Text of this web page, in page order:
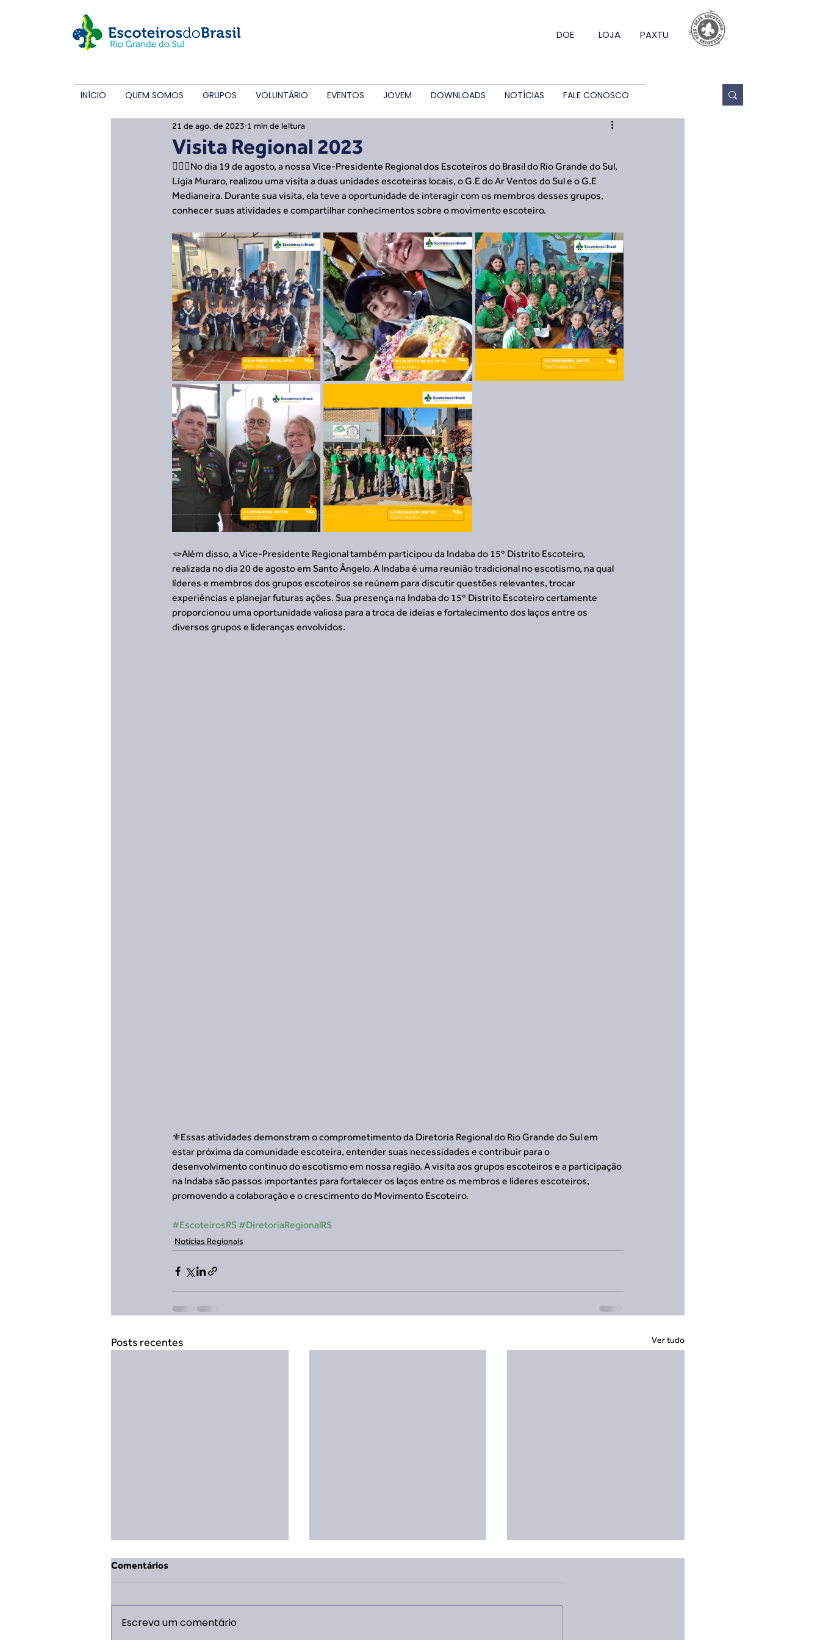
DOE LOJA PAXTU
INÍCIO QUEM SOMOS GRUPOS VOLUNTÁRIO EVENTOS JOVEM DOWNLOADS NOTÍCIAS FALE CONOSCO
Visita Regional 2023
21 de ago. de 2023 1 min de leitura
🙋🏼‍♀️No dia 19 de agosto, a nossa Vice-Presidente Regional dos Escoteiros do Brasil do Rio Grande do Sul,
Lígia Muraro, realizou uma visita a duas unidades escoteiras locais, o G.E do Ar Ventos do Sul e o G.E
Medianeira. Durante sua visita, ela teve a oportunidade de interagir com os membros desses grupos,
conhecer suas atividades e compartilhar conhecimentos sobre o movimento escoteiro.
🪢Além disso, a Vice-Presidente Regional também participou da Indaba do 15º Distrito Escoteiro,
realizada no dia 20 de agosto em Santo Ângelo. A Indaba é uma reunião tradicional no escotismo, na qual
líderes e membros dos grupos escoteiros se reúnem para discutir questões relevantes, trocar
experiências e planejar futuras ações. Sua presença na Indaba do 15º Distrito Escoteiro certamente
proporcionou uma oportunidade valiosa para a troca de ideias e fortalecimento dos laços entre os
diversos grupos e lideranças envolvidos.
⚜️Essas atividades demonstram o comprometimento da Diretoria Regional do Rio Grande do Sul em
estar próxima da comunidade escoteira, entender suas necessidades e contribuir para o
desenvolvimento contínuo do escotismo em nossa região. A visita aos grupos escoteiros e a participação
na Indaba são passos importantes para fortalecer os laços entre os membros e líderes escoteiros,
promovendo a colaboração e o crescimento do Movimento Escoteiro.
#EscoteirosRS #DiretoriaRegionalRS
Notícias Regionais
Posts recentes Ver tudo
Comentários
Escreva um comentário